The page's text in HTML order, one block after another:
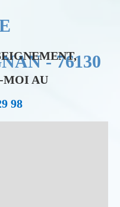
- 76130
MOI AU
98